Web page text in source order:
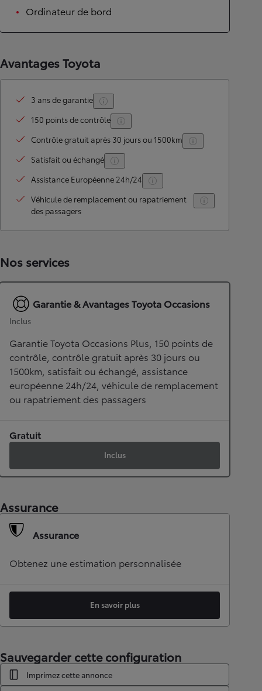
Ordinateur de bord
Avantages Toyota
3 ans de garantie
150 points de contrôle
Contrôle gratuit après 30 jours ou 1500km
Satisfait ou échangé
Assistance Européenne 24h/24
Véhicule de remplacement ou rapatriement
des passagers
Nos services
Garantie & Avantages Toyota Occasions
Inclus
Garantie Toyota Occasions Plus, 150 points de
contrôle, contrôle gratuit après 30 jours ou
1500km, satisfait ou échangé, assistance
européenne 24h/24, véhicule de remplacement
ou rapatriement des passagers
Gratuit
Inclus
Assurance
Assurance
Obtenez une estimation personnalisée
En savoir plus
Sauvegarder cette configuration
Imprimez cette annonce